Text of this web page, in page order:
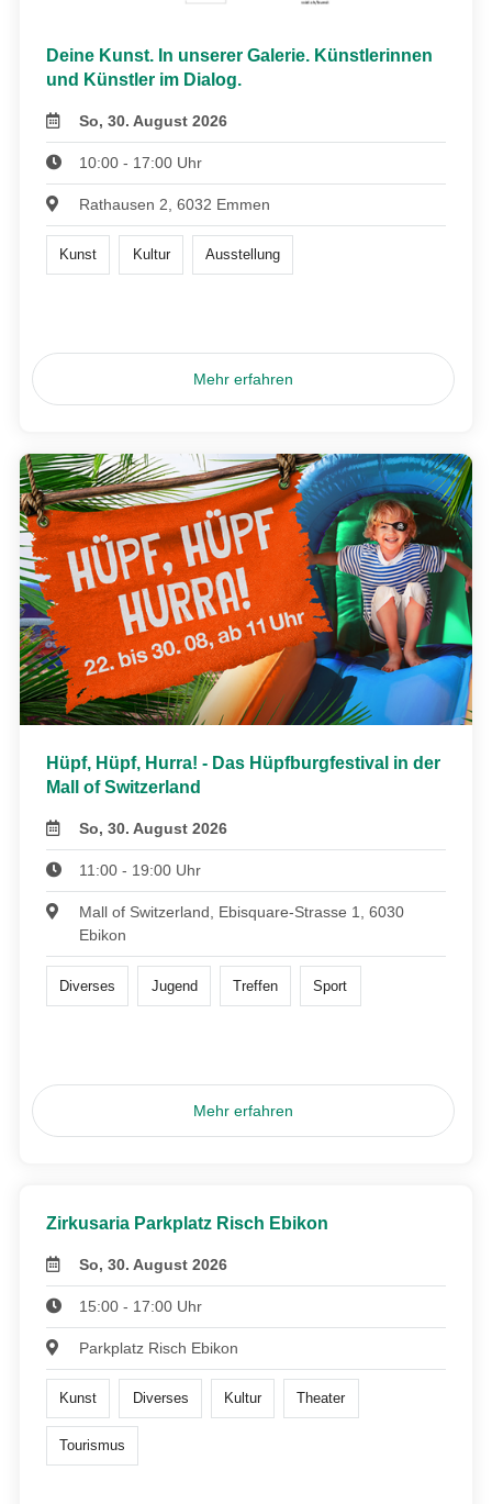
Deine Kunst. In unserer Galerie. Künstlerinnen
und Künstler im Dialog.
So, 30. August 2026
10:00 - 17:00 Uhr
Rathausen 2, 6032 Emmen
Kunst Kultur Ausstellung
Mehr erfahren
Hüpf, Hüpf, Hurra! - Das Hüpfburgfestival in der
Mall of Switzerland
So, 30. August 2026
11:00 - 19:00 Uhr
Mall of Switzerland, Ebisquare-Strasse 1, 6030
Ebikon
Diverses Jugend Treffen Sport
Mehr erfahren
Zirkusaria Parkplatz Risch Ebikon
So, 30. August 2026
15:00 - 17:00 Uhr
Parkplatz Risch Ebikon
Kunst Diverses Kultur Theater
Tourismus